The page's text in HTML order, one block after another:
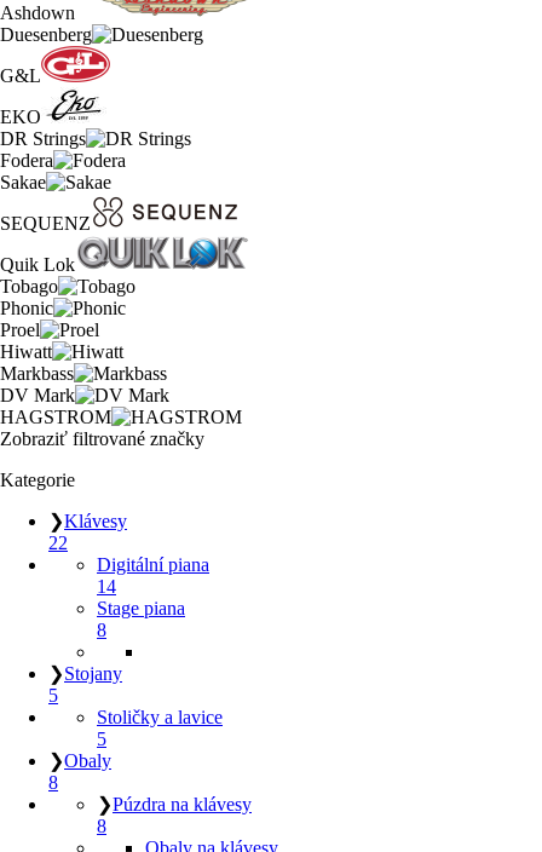
Ashdown
Duesenberg
G&L
EKO
DR Strings
Fodera
Sakae
SEQUENZ
Quik Lok
Tobago
Phonic
Proel
Hiwatt
Markbass
DV Mark
HAGSTROM
Zobraziť filtrované značky
Kategorie
❯Klávesy
22
Digitální piana
14
Stage piana
8
❯Stojany
5
Stoličky a lavice
5
❯Obaly
8
❯Púzdra na klávesy
8